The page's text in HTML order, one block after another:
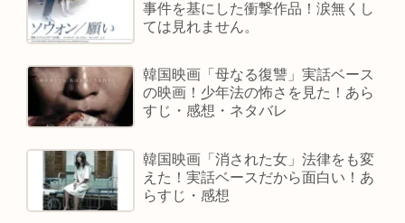
事件を基にした衝撃作品！涙無くし
ては見れません。
韓国映画「母なる復讐」実話ベース
の映画！少年法の怖さを見た！あら
すじ・感想・ネタバレ
韓国映画「消された女」法律をも変
えた！実話ベースだから面白い！あ
らすじ・感想